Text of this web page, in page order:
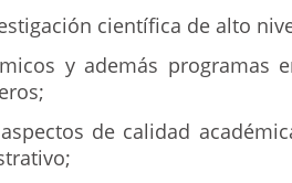
científica de alto
y además programas
de calidad